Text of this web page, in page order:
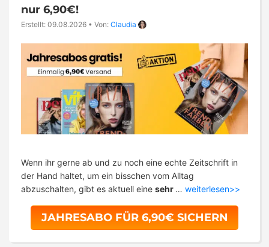
nur 6,90€!
Erstellt: 09.08.2026 • Von: Claudia
Wenn ihr gerne ab und zu noch eine echte Zeitschrift in
der Hand haltet, um ein bisschen vom Alltag
abzuschalten, gibt es aktuell eine sehr … weiterlesen>>
JAHRESABO FÜR 6,90€ SICHERN